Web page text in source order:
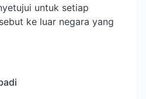
untuk setiap
ke luar negara yang